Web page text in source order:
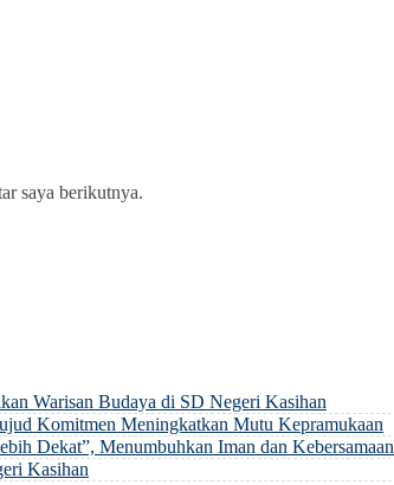
saya berikutnya.
Warisan Budaya di SD Negeri Kasihan
Komitmen Meningkatkan Mutu Kepramukaan
Dekat”, Menumbuhkan Iman dan Kebersamaan
Kasihan